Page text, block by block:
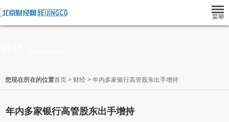
您现在所在的位置首页 > 财经 > 年内多家银行高管股东出手增持
年内多家银行高管股东出手增持